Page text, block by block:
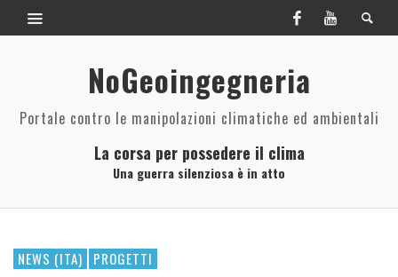
NoGeoingegneria
Portale contro le manipolazioni climatiche ed ambientali
La corsa per possedere il clima
Una guerra silenziosa è in atto
NEWS (ITA) PROGETTI